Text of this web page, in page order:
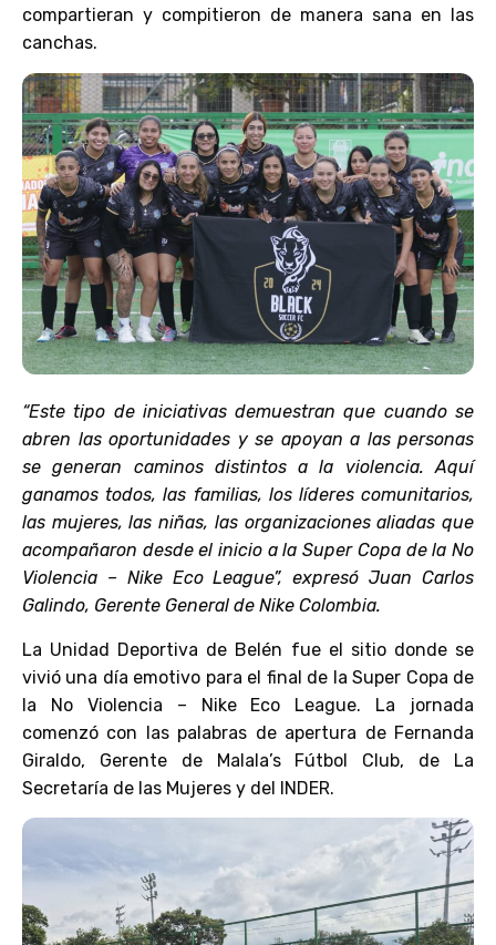
compartieran y compitieron de manera sana en las
canchas.
“Este tipo de iniciativas demuestran que cuando se
abren las oportunidades y se apoyan a las personas
se generan caminos distintos a la violencia. Aquí
ganamos todos, las familias, los líderes comunitarios,
las mujeres, las niñas, las organizaciones aliadas que
acompañaron desde el inicio a la Super Copa de la No
Violencia – Nike Eco League”, expresó Juan Carlos
Galindo, Gerente General de Nike Colombia.
La Unidad Deportiva de Belén fue el sitio donde se
vivió una día emotivo para el final de la Super Copa de
la No Violencia – Nike Eco League. La jornada
comenzó con las palabras de apertura de Fernanda
Giraldo, Gerente de Malala’s Fútbol Club, de La
Secretaría de las Mujeres y del INDER.